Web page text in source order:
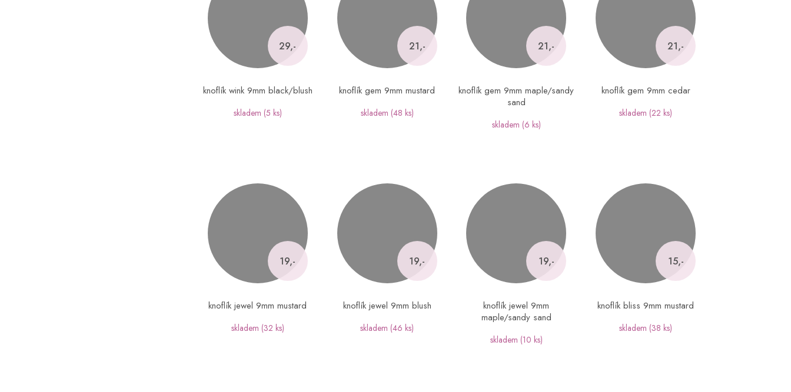
29,-
knoflík wink 9mm black/blush
skladem (5 ks)
21,-
knoflík gem 9mm mustard
skladem (48 ks)
21,-
knoflík gem 9mm maple/sandy
sand
skladem (6 ks)
21,-
knoflík gem 9mm cedar
skladem (22 ks)
19,-
knoflík jewel 9mm mustard
skladem (32 ks)
19,-
knoflík jewel 9mm blush
skladem (46 ks)
19,-
knoflík jewel 9mm
maple/sandy sand
skladem (10 ks)
15,-
knoflík bliss 9mm mustard
skladem (38 ks)